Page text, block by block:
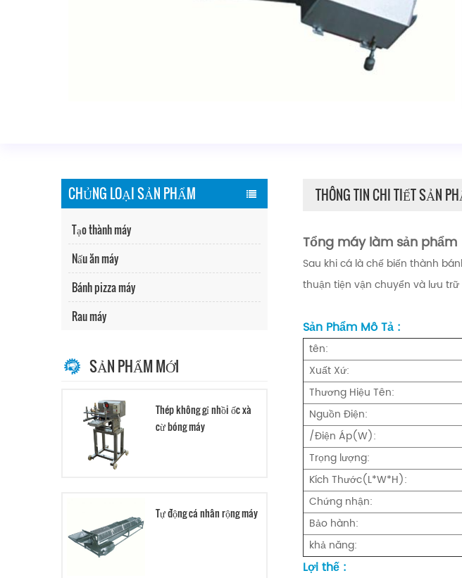
CHỦNG LOẠI SẢN PHẨM
Tạo thành máy
Nấu ăn máy
Bánh pizza máy
Rau máy
SẢN PHẨM MỚI
Thép không gỉ nhồi ốc xà
cừ bóng máy
Tự động cá nhân rộng máy
THÔNG TIN CHI TIẾT SẢN
Tổng máy làm sản phẩm
Sau khi cá là chế biến thành
thuận tiện vận chuyển và lưu trữ
Sản Phẩm Mô Tả :
tên:
Xuất Xứ:
Thương Hiệu Tên:
Nguồn Điện:
/Điện Áp(W):
Trọng lượng:
Kích Thước(L*W*H):
Chứng nhận:
Bảo hành:
khả năng:
Lợi thế :